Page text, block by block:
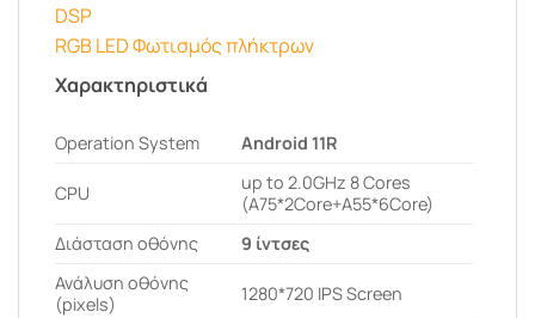
DSP
RGB LED Φωτισμός πλήκτρων
Χαρακτηριστικά
Operation System Android 11R
CPU
up to 2.0GHz 8 Cores
(A75*2Core+A55*6Core)
Διάσταση οθόνης
9 ίντσες
Ανάλυση οθόνης
(pixels)
1280*720 IPS Screen